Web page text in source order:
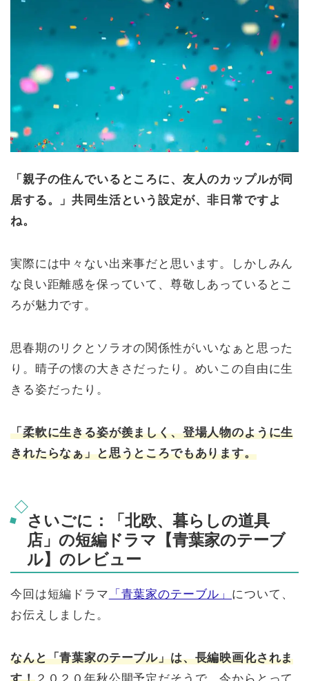
「親子の住んでいるところに、友人のカップルが同
居する。」共同生活という設定が、非日常ですよ
ね。
実際には中々ない出来事だと思います。しかしみん
な良い距離感を保っていて、尊敬しあっているとこ
ろが魅力です。
思春期のリクとソラオの関係性がいいなぁと思った
り。晴子の懐の大きさだったり。めいこの自由に生
きる姿だったり。
「柔軟に生きる姿が羨ましく、登場人物のように生
きれたらなぁ」と思うところでもあります。
さいごに：「北欧、暮らしの道具
店」の短編ドラマ【青葉家のテーブ
ル】のレビュー
今回は短編ドラマ 「青葉家のテーブル」 について、
お伝えしました。
なんと「青葉家のテーブル」は、長編映画化されま
す！２０２０年秋公開予定だそうで、今からとって